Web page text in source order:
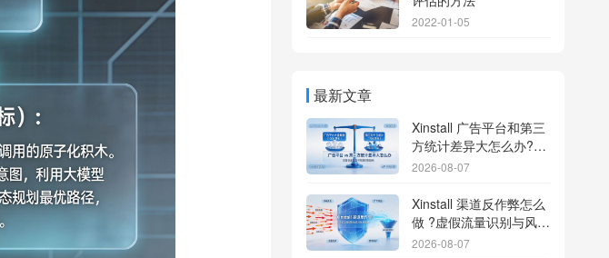
2022-01-05
最新文章
Xinstall 广告平台和第三
方统计差异大怎么办?数
据误差排查指南
2026-08-07
Xinstall 渠道反作弊怎么
做 ?虚假流量识别与风控
防刷解析
2026-08-07